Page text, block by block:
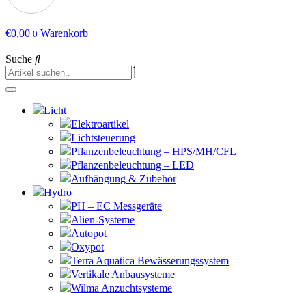
€0,00 0 Warenkorb
Suche
Licht
Elektroartikel
Lichtsteuerung
Pflanzenbeleuchtung – HPS/MH/CFL
Pflanzenbeleuchtung – LED
Aufhängung & Zubehör
Hydro
PH – EC Messgeräte
Alien-Systeme
Autopot
Oxypot
Terra Aquatica Bewässerungssystem
Vertikale Anbausysteme
Wilma Anzuchtsysteme